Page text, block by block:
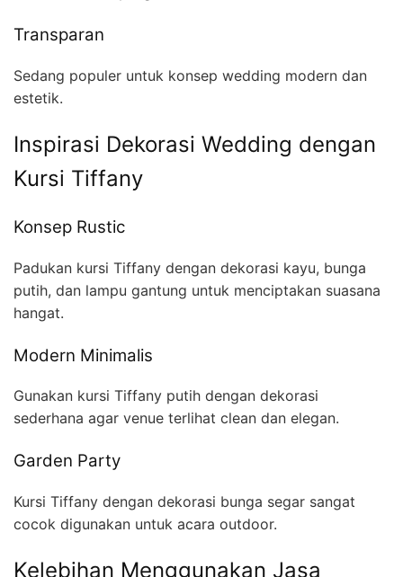
Transparan
Sedang populer untuk konsep wedding modern dan
estetik.
Inspirasi Dekorasi Wedding dengan
Kursi Tiffany
Konsep Rustic
Padukan kursi Tiffany dengan dekorasi kayu, bunga
putih, dan lampu gantung untuk menciptakan suasana
hangat.
Modern Minimalis
Gunakan kursi Tiffany putih dengan dekorasi
sederhana agar venue terlihat clean dan elegan.
Garden Party
Kursi Tiffany dengan dekorasi bunga segar sangat
cocok digunakan untuk acara outdoor.
Kelebihan Menggunakan Jasa